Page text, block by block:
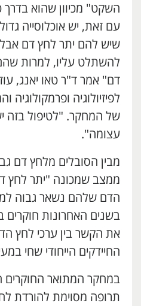
השקט" מכיוון שהוא בדרך
עם זאת, יש אוכלוסייה
שיש להם יתר לחץ דם אבל
להשתלט עליו, למרות
דם" אמר ד"ר טאו יאנג,
לפיזיולוגיה ופרמקולוגיה
של המחקר. "לטיפול בזה
עצומה".
ממצב שמכונה "יתר לחץ
הדם שלהם נשאר גבוה
בשנים האחרונות
את הקשר בין ערכי לחץ
החיידקים הייחודי שחי
במחקר המתואר החוקרים
תרופה מסוימת להורדת